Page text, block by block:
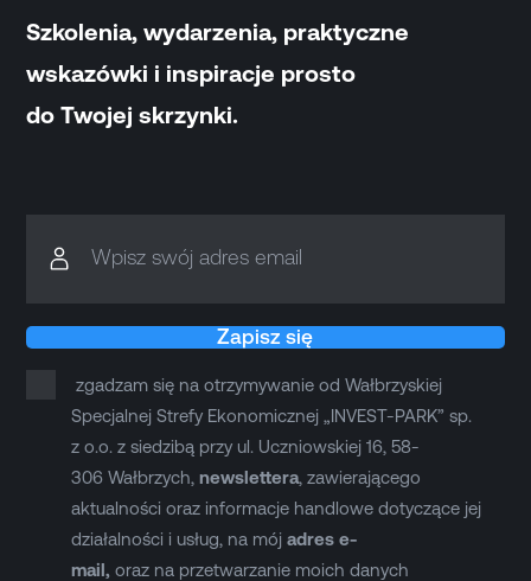
Szkolenia, wydarzenia, praktyczne
wskazówki i inspiracje prosto
do Twojej skrzynki.
Wpisz swój adres email
Zapisz się
zgadzam się na otrzymywanie od Wałbrzyskiej
Specjalnej Strefy Ekonomicznej „INVEST-PARK” sp.
z o.o. z siedzibą przy ul. Uczniowskiej 16, 58-
306 Wałbrzych, newslettera, zawierającego
aktualności oraz informacje handlowe dotyczące jej
działalności i usług, na mój adres e-
mail, oraz na przetwarzanie moich danych